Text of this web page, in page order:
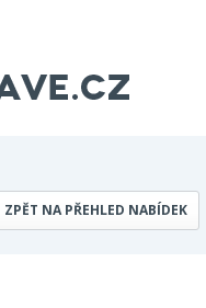
ZPĚT NA PŘEHLED NABÍDEK